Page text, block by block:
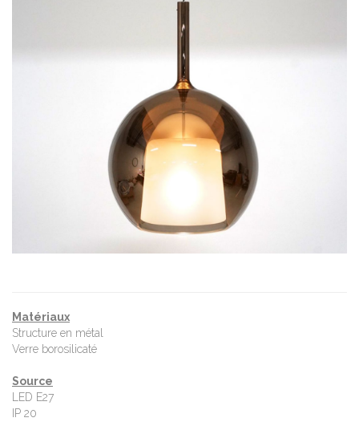
Matériaux
Structure en métal
Verre borosilicaté
Source
LED E27
IP 20